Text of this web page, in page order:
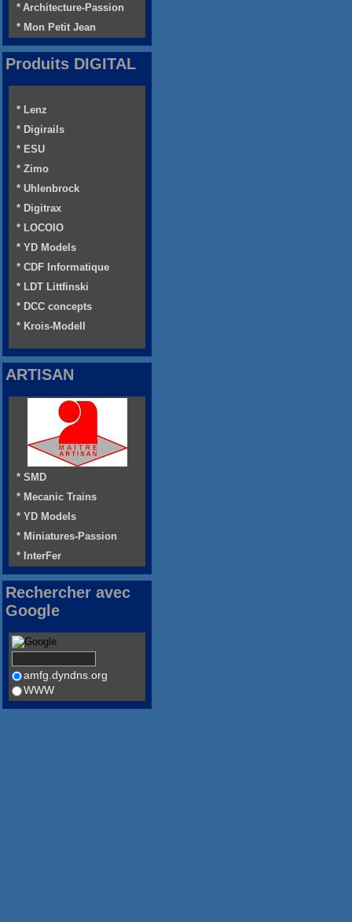
* Architecture-Passion
* Mon Petit Jean
Produits DIGITAL
* Lenz
* Digirails
* ESU
* Zimo
* Uhlenbrock
* Digitrax
* LOCOIO
* YD Models
* CDF Informatique
* LDT Littfinski
* DCC concepts
* Krois-Modell
ARTISAN
* SMD
* Mecanic Trains
* YD Models
* Miniatures-Passion
* InterFer
Rechercher avec
Google
amfg.dyndns.org
WWW